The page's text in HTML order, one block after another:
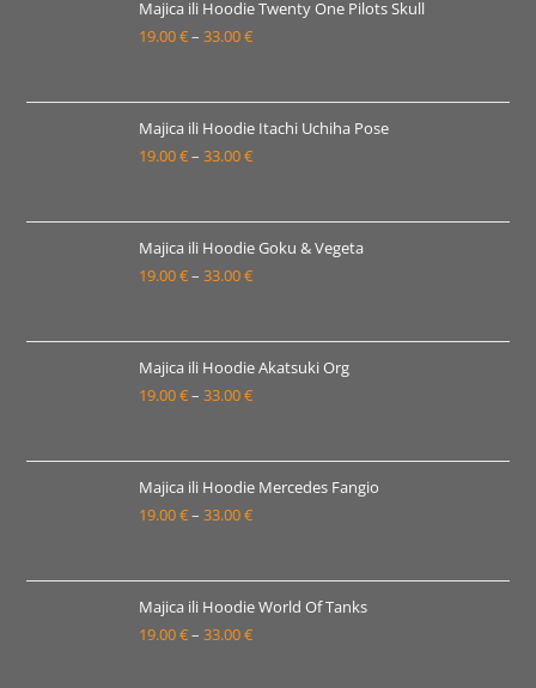
19.00 €
do
Majica ili Hoodie Twenty One Pilots Skull
19.00€– 33.00€Raspon
19.00 €
do
Majica ili Hoodie Itachi Uchiha Pose
19.00€– 33.00€Raspon
19.00 €
do
Majica ili Hoodie Goku & Vegeta
19.00€– 33.00€Raspon
19.00 €
do
Majica ili Hoodie Akatsuki Org
19.00€– 33.00€Raspon
19.00 €
do
Majica ili Hoodie Mercedes Fangio
19.00€– 33.00€Raspon
19.00 €
do
Majica ili Hoodie World Of Tanks
19.00€– 33.00€Raspon